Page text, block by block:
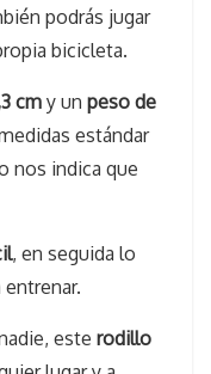
podrás jugar
bicicleta.
cm y un peso de
estándar
nos indica que
, en seguida lo
este rodillo